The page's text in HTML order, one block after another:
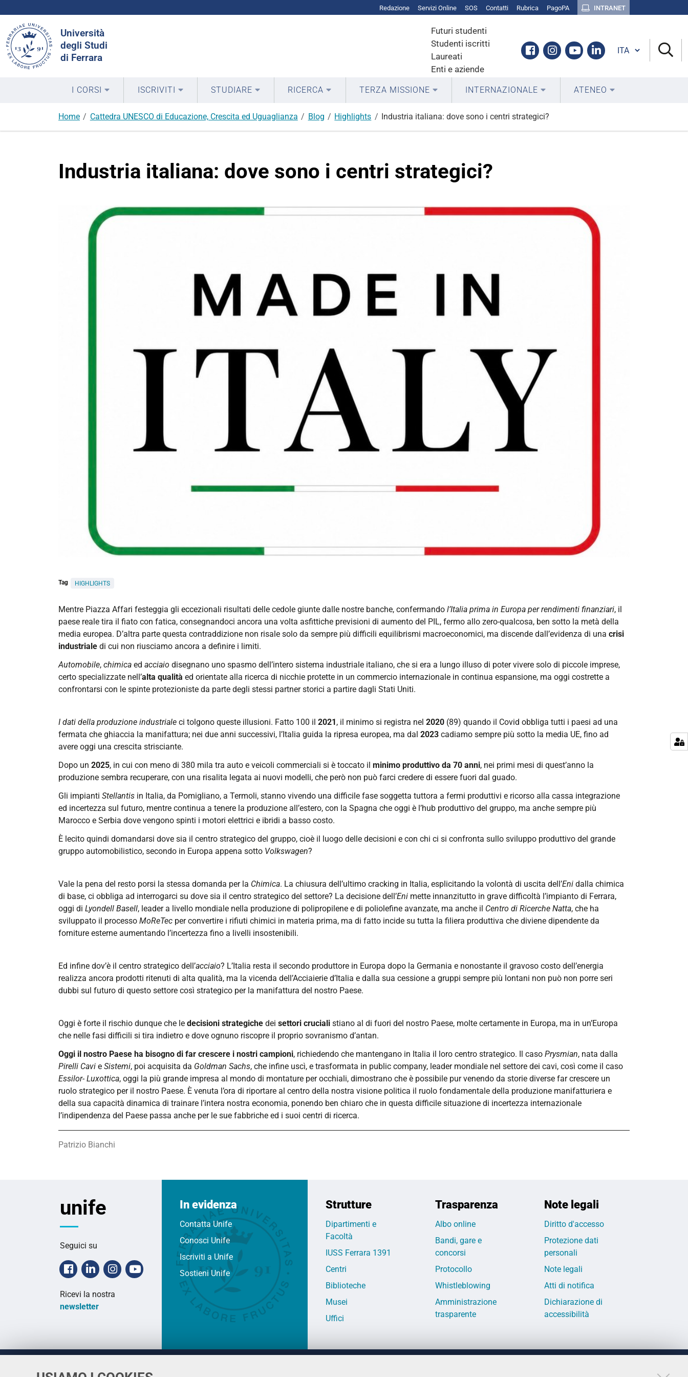
Redazione Servizi Online SOS Contatti Rubrica PagoPA INTRANET
Università
degli Studi
di Ferrara
Futuri studenti
Studenti iscritti
Laureati
Enti e aziende
Facebook
Instagram
YoutubeLinkedin
nel
sito
Cambia lingua
I CORSI ISCRIVITI STUDIARE RICERCA TERZA MISSIONE INTERNAZIONALE ATENEO
Home Cattedra UNESCO di Educazione, Crescita ed Uguaglianza Blog Highlights Industria italiana: dove sono i centri strategici?
Industria italiana: dove sono i centri strategici?
Tag HIGHLIGHTS
Mentre Piazza Affari festeggia gli eccezionali risultati delle cedole giunte dalle nostre banche, confermando l’Italia prima in Europa per rendimenti finanziari, il
paese reale tira il fiato con fatica, consegnandoci ancora una volta asfittiche previsioni di aumento del PIL, fermo allo zero-qualcosa, ben sotto la metà della
media europea. D’altra parte questa contraddizione non risale solo da sempre più difficili equilibrismi macroeconomici, ma discende dall’evidenza di una crisi
industriale di cui non riusciamo ancora a definire i limiti.
Automobile, chimica ed acciaio disegnano uno spasmo dell’intero sistema industriale italiano, che si era a lungo illuso di poter vivere solo di piccole imprese,
certo specializzate nell’alta qualità ed orientate alla ricerca di nicchie protette in un commercio internazionale in continua espansione, ma oggi costrette a
confrontarsi con le spinte protezioniste da parte degli stessi partner storici a partire dagli Stati Uniti.
I dati della produzione industriale ci tolgono queste illusioni. Fatto 100 il 2021, il minimo si registra nel 2020 (89) quando il Covid obbliga tutti i paesi ad una
fermata che ghiaccia la manifattura; nei due anni successivi, l’Italia guida la ripresa europea, ma dal 2023 cadiamo sempre più sotto la media UE, fino ad
avere oggi una crescita strisciante.
Dopo un 2025, in cui con meno di 380 mila tra auto e veicoli commerciali si è toccato il minimo produttivo da 70 anni, nei primi mesi di quest’anno la
produzione sembra recuperare, con una risalita legata ai nuovi modelli, che però non può farci credere di essere fuori dal guado.
Gli impianti Stellantis in Italia, da Pomigliano, a Termoli, stanno vivendo una difficile fase soggetta tuttora a fermi produttivi e ricorso alla cassa integrazione
ed incertezza sul futuro, mentre continua a tenere la produzione all’estero, con la Spagna che oggi è l’hub produttivo del gruppo, ma anche sempre più
Marocco e Serbia dove vengono spinti i motori elettrici e ibridi a basso costo.
È lecito quindi domandarsi dove sia il centro strategico del gruppo, cioè il luogo delle decisioni e con chi ci si confronta sullo sviluppo produttivo del grande
gruppo automobilistico, secondo in Europa appena sotto Volkswagen?
Vale la pena del resto porsi la stessa domanda per la Chimica. La chiusura dell’ultimo cracking in Italia, esplicitando la volontà di uscita dell’Eni dalla chimica
di base, ci obbliga ad interrogarci su dove sia il centro strategico del settore? La decisione dell’Eni mette innanzitutto in grave difficoltà l’impianto di Ferrara,
oggi di Lyondell Basell, leader a livello mondiale nella produzione di polipropilene e di poliolefine avanzate, ma anche il Centro di Ricerche Natta, che ha
sviluppato il processo MoReTec per convertire i rifiuti chimici in materia prima, ma di fatto incide su tutta la filiera produttiva che diviene dipendente da
forniture esterne aumentando l’incertezza fino a livelli insostenibili.
Ed infine dov’è il centro strategico dell’acciaio? L’Italia resta il secondo produttore in Europa dopo la Germania e nonostante il gravoso costo dell’energia
realizza ancora prodotti ritenuti di alta qualità, ma la vicenda dell’Acciaierie d’Italia e dalla sua cessione a gruppi sempre più lontani non può non porre seri
dubbi sul futuro di questo settore così strategico per la manifattura del nostro Paese.
Oggi è forte il rischio dunque che le decisioni strategiche dei settori cruciali stiano al di fuori del nostro Paese, molte certamente in Europa, ma in un’Europa
che nelle fasi difficili si tira indietro e dove ognuno riscopre il proprio sovranismo d’antan.
Oggi il nostro Paese ha bisogno di far crescere i nostri campioni, richiedendo che mantengano in Italia il loro centro strategico. Il caso Prysmian, nata dalla
Pirelli Cavi e Sistemi, poi acquisita da Goldman Sachs, che infine uscì, e trasformata in public company, leader mondiale nel settore dei cavi, così come il caso
Essilor- Luxottica, oggi la più grande impresa al mondo di montature per occhiali, dimostrano che è possibile pur venendo da storie diverse far crescere un
ruolo strategico per il nostro Paese. È venuta l’ora di riportare al centro della nostra visione politica il ruolo fondamentale della produzione manifatturiera e
della sua capacità dinamica di trainare l’intera nostra economia, ponendo ben chiaro che in questa difficile situazione di incertezza internazionale
l’indipendenza del Paese passa anche per le sue fabbriche ed i suoi centri di ricerca.
Patrizio Bianchi
unife
Seguici su
Facebook
LinkedinInstagramYoutube
Ricevi la nostra
newsletter
In evidenza
Contatta Unife
Conosci Unife
Iscriviti a Unife
Sostieni Unife
Strutture
Dipartimenti e
Facoltà
IUSS Ferrara 1391
Centri
Biblioteche
Musei
Uffici
Trasparenza
Albo online
Bandi, gare e
concorsi
Protocollo
Whistleblowing
Amministrazione
trasparente
Note legali
Diritto d'accesso
Protezione dati
personali
Note legali
Atti di notifica
Dichiarazione di
accessibilità